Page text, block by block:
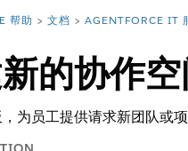
帮助 文档 AGENTFORCE IT
的协作
为员工提供请求新团队或